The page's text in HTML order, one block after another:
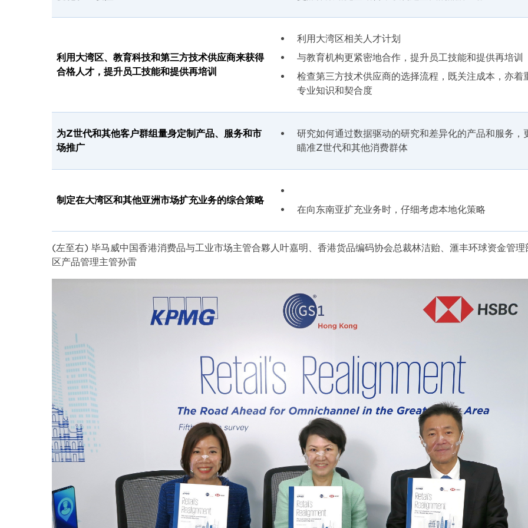
利用大湾区、教育科技和第三方技术供应商来获得
合格人才，提升员工技能和提供再培训
利用大湾区相关人才计划
与教育机构更紧密地合作，提升员工技能和提供再培训
检查第三方技术供应商的选择流程，既关注成本，亦着
专业知识和契合度
为Z世代和其他客户群组量身定制产品、服务和市
场推广
研究如何通过数据驱动的研究和差异化的产品和服务，
瞄准Z世代和其他消费群体
制定在大湾区和其他亚洲市场扩充业务的综合策略
在向东南亚扩充业务时，仔细考虑本地化策略
(左至右) 毕马威中国香港消费品与工业市场主管合夥人叶嘉明、香港货品编码协会总裁林洁贻、滙丰环球资金管理
区产品管理主管孙雷